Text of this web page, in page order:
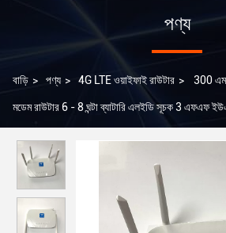
পণ্য
বাড়ি > পণ্য > 4G LTE ওয়াইফাই রাউটার > 300
মডেম রাউটার 6 - 8 ঘন্টা ব্যাটারি এলইডি সূচক 3 এফএফ